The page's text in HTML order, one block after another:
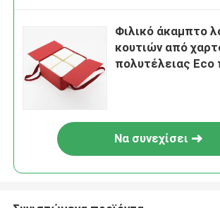
Φιλικό άκαμπτο
κουτιών από
πολυτέλειας Eco
Να συνεχίσει